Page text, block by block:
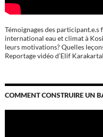
Témoignages des
international eau et climat à
leurs motivations? Quelles
Reportage vidéo d’Elif
COMMENT CONSTRUIRE UN